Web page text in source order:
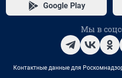
Google Play
Мы в
Контактные данные для